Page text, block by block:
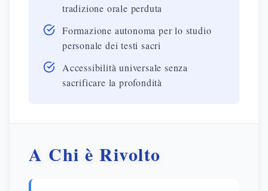
tradizione orale perduta
Formazione autonoma per lo studio
personale dei testi sacri
Accessibilità universale senza
sacrificare la profondità
A Chi è Rivolto